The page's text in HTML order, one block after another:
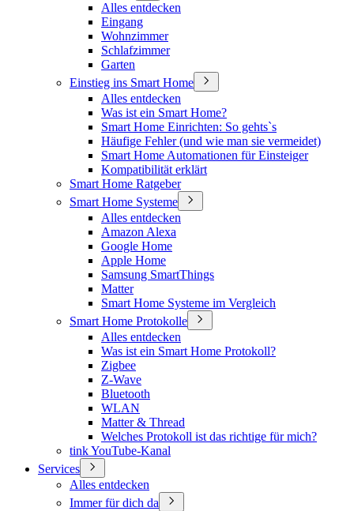
Alles entdecken
Eingang
Wohnzimmer
Schlafzimmer
Garten
Einstieg ins Smart Home
Alles entdecken
Was ist ein Smart Home?
Smart Home Einrichten: So gehts`s
Häufige Fehler (und wie man sie vermeidet)
Smart Home Automationen für Einsteiger
Kompatibilität erklärt
Smart Home Ratgeber
Smart Home Systeme
Alles entdecken
Amazon Alexa
Google Home
Apple Home
Samsung SmartThings
Matter
Smart Home Systeme im Vergleich
Smart Home Protokolle
Alles entdecken
Was ist ein Smart Home Protokoll?
Zigbee
Z-Wave
Bluetooth
WLAN
Matter & Thread
Welches Protokoll ist das richtige für mich?
tink YouTube-Kanal
Services
Alles entdecken
Immer für dich da